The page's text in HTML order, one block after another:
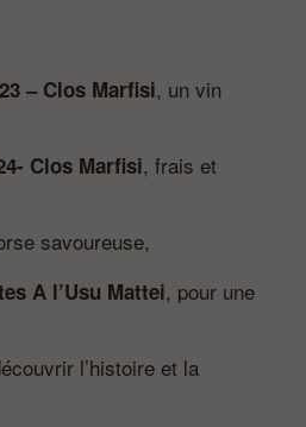
– Clos Marfisi, un vin
Clos Marfisi, frais et
savoureuse,
A l’Usu Mattei, pour une
l’histoire et la